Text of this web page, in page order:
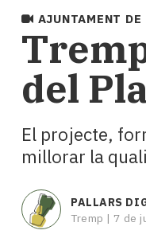
i
Cultura
Esports
Mai
tant!
i
mitjans
temps
Reportatges
Entrevistes
AJUNTAMENT DE
del
El projecte,
millorar la
PALLARS
Tremp | 7 de